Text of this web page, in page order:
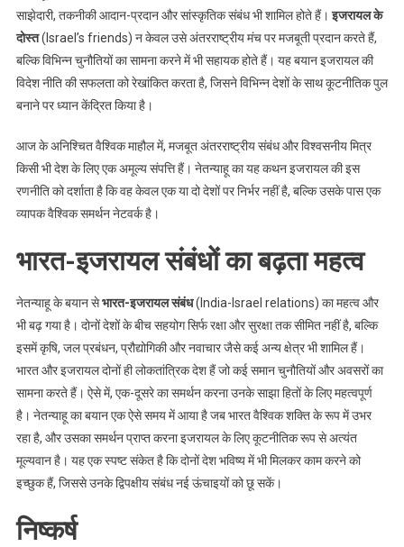
साझेदारी, तकनीकी आदान-प्रदान और सांस्कृतिक संबंध भी शामिल होते हैं।इजरायल के
दोस्त(Israel’s friends) न केवल उसे अंतरराष्ट्रीय मंच पर मजबूती प्रदान करते हैं,
बल्कि विभिन्न चुनौतियों का सामना करने में भी सहायक होते हैं। यह बयान इजरायल की
विदेश नीति की सफलता को रेखांकित करता है, जिसने विभिन्न देशों के साथ कूटनीतिक पुल
बनाने पर ध्यान केंद्रित किया है।
आज के अनिश्चित वैश्विक माहौल में, मजबूत अंतरराष्ट्रीय संबंध और विश्वसनीय मित्र
किसी भी देश के लिए एक अमूल्य संपत्ति हैं। नेतन्याहू का यह कथन इजरायल की इस
रणनीति को दर्शाता है कि वह केवल एक या दो देशों पर निर्भर नहीं है, बल्कि उसके पास एक
व्यापक वैश्विक समर्थन नेटवर्क है।
भारत-इजरायल संबंधों का बढ़ता महत्व
नेतन्याहू के बयान सेभारत-इजरायल संबंध(India-Israel relations) का महत्व और
भी बढ़ गया है। दोनों देशों के बीच सहयोग सिर्फ रक्षा और सुरक्षा तक सीमित नहीं है, बल्कि
इसमें कृषि, जल प्रबंधन, प्रौद्योगिकी और नवाचार जैसे कई अन्य क्षेत्र भी शामिल हैं।
भारत और इजरायल दोनों ही लोकतांत्रिक देश हैं जो कई समान चुनौतियों और अवसरों का
सामना करते हैं। ऐसे में, एक-दूसरे का समर्थन करना उनके साझा हितों के लिए महत्वपूर्ण
है। नेतन्याहू का बयान एक ऐसे समय में आया है जब भारत वैश्विक शक्ति के रूप में उभर
रहा है, और उसका समर्थन प्राप्त करना इजरायल के लिए कूटनीतिक रूप से अत्यंत
मूल्यवान है। यह एक स्पष्ट संकेत है कि दोनों देश भविष्य में भी मिलकर काम करने को
इच्छुक हैं, जिससे उनके द्विपक्षीय संबंध नई ऊंचाइयों को छू सकें।
निष्कर्ष